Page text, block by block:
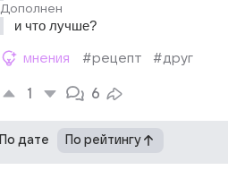
Дополнен
и что лучше?
мнения #рецепт #друг
1 6
По дате По рейтингу